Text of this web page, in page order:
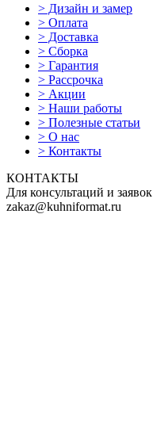
> Дизайн и замер
> Оплата
> Доставка
> Сборка
> Гарантия
> Рассрочка
> Акции
> Наши работы
> Полезные статьи
> О нас
> Контакты
КОНТАКТЫ
Для консультаций и заявок
zakaz@kuhniformat.ru